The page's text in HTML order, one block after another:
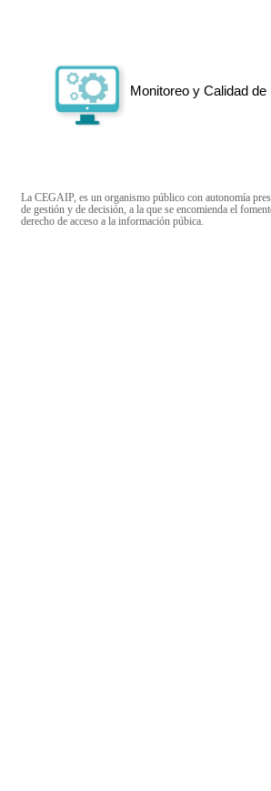
Monitoreo y Calidad
La CEGAIP, es un organismo público con autonomía
de gestión y de decisión, a la que se encomienda el
derecho de acceso a la información púbica.